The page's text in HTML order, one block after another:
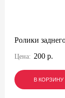
Ролики
Цена: 200 р.
В КОРЗИНУ
В КОРЗИНУ
В КОРЗИНУ